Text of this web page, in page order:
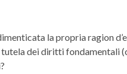
la propria ragion
dei diritti fondamentali